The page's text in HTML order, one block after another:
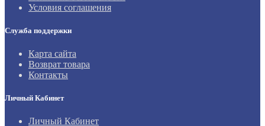
Условия соглашения
Служба поддержки
Карта сайта
Возврат товара
Контакты
Личный Кабинет
Личный Кабинет